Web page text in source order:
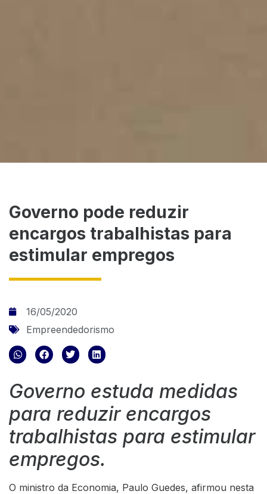
Governo pode reduzir
encargos trabalhistas para
estimular empregos
16/05/2020
Empreendedorismo
Governo estuda medidas
para reduzir encargos
trabalhistas para estimular
empregos.
O ministro da Economia, Paulo Guedes, afirmou nesta